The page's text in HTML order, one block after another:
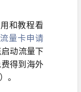
和教程看
量卡申请
动流量下
得到海外
。